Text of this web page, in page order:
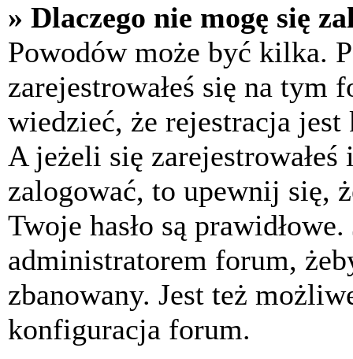
» Dlaczego nie mogę się
Powodów może być kilka.
zarejestrowałeś się na tym
wiedzieć, że rejestracja
A jeżeli się
zalogować, to upewnij się,
Twoje hasło są
administratorem forum,
zbanowany. Jest też
konfiguracja forum.